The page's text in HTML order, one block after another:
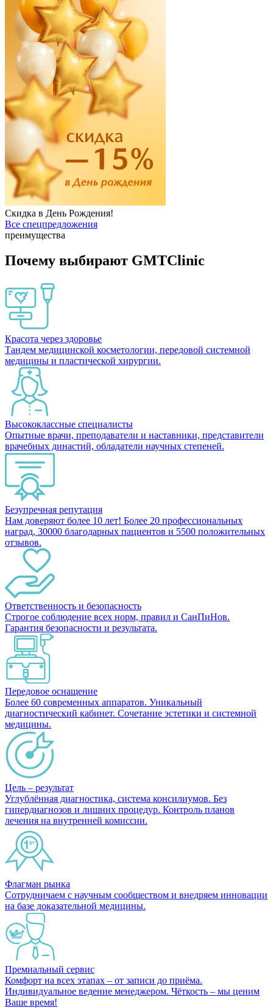
Скидка в День Рождения!
Все спецпредложения
преимущества
Почему выбирают GMTClinic
Красота через здоровье
Тандем медицинской косметологии, передовой системной
медицины и пластической хирургии.
Высококлассные специалисты
Опытные врачи, преподаватели и наставники, представители
врачебных династий, обладатели научных степеней.
Безупречная репутация
Нам доверяют более 10 лет! Более 20 профессиональных
наград, 30000 благодарных пациентов и 5500 положительных
отзывов.
Ответственность и безопасность
Строгое соблюдение всех норм, правил и СанПиНов.
Гарантия безопасности и результата.
Передовое оснащение
Более 60 современных аппаратов. Уникальный
диагностический кабинет. Сочетание эстетики и системной
медицины.
Цель – результат
Углублённая диагностика, система консилиумов. Без
гипердиагнозов и лишних процедур. Контроль планов
лечения на внутренней комиссии.
Флагман рынка
Сотрудничаем с научным сообществом и внедряем инновации
на базе доказательной медицины.
Премиальный сервис
Комфорт на всех этапах – от записи до приёма.
Индивидуальное ведение менеджером. Чёткость – мы ценим
Ваше время!